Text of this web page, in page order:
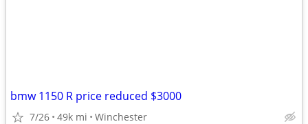
bmw 1150 R price reduced $3000
7/26 49k mi Winchester